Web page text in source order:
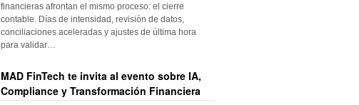
financieras afrontan el mismo proceso: el cierre
contable. Días de intensidad, revisión de datos,
conciliaciones aceleradas y ajustes de última hora
para validar…
MAD FinTech te invita al evento sobre IA,
Compliance y Transformación Financiera